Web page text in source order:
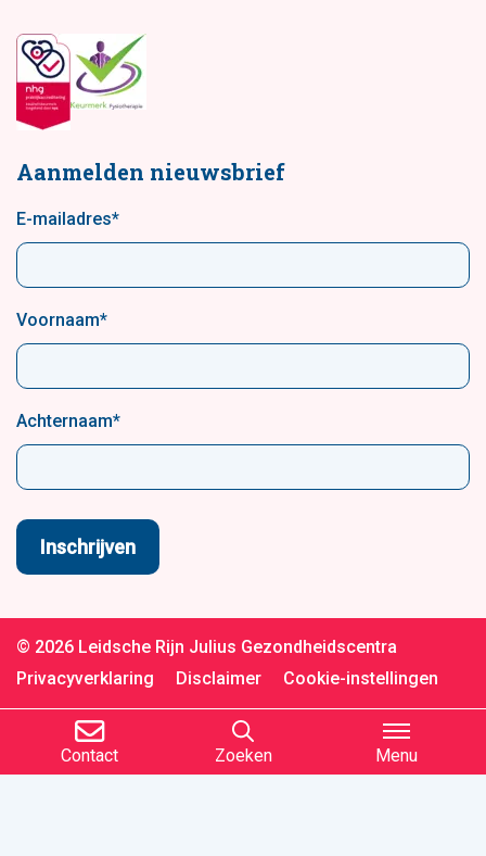
Aanmelden nieuwsbrief
E-mailadres*
Voornaam*
Achternaam*
© 2026 Leidsche Rijn Julius Gezondheidscentra
Privacyverklaring
Disclaimer Cookie-instellingen
Contact Zoeken Menu